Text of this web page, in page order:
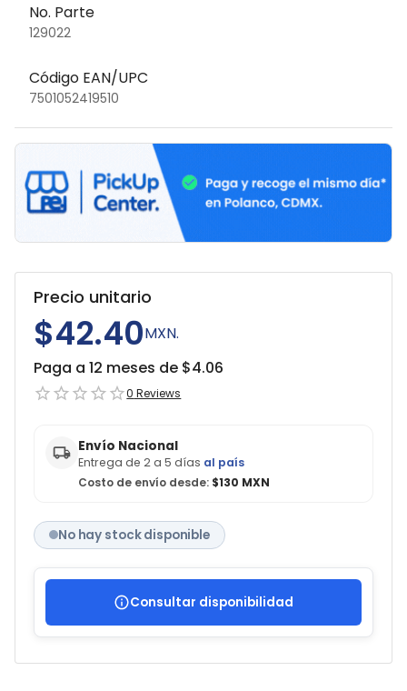
No. Parte
129022
Código EAN/UPC
7501052419510
Precio unitario
$42.40MXN.
Paga a 12 meses de $4.06
0 Reviews
Envío Nacional
Entrega de 2 a 5 días al país
Costo de envío desde: $130 MXN
No hay stock disponible
Consultar disponibilidad